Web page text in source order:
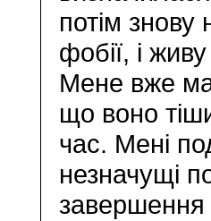
потім знову
фобії, і
Мене вже
що воно
час. Мені
незначущі
завершення